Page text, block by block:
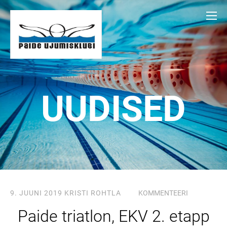
UUDISED
9. JUUNI 2019 KRISTI ROHTLA KOMMENTEERI
Paide triatlon, EKV 2. etapp